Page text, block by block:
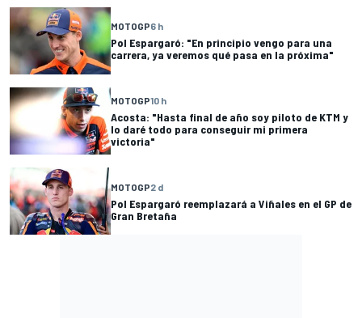
MOTOGP6 h
Pol Espargaró: "En principio vengo para una
carrera, ya veremos qué pasa en la próxima"
MOTOGP10 h
Acosta: "Hasta final de año soy piloto de KTM y
lo daré todo para conseguir mi primera
victoria"
MOTOGP2 d
Pol Espargaró reemplazará a Viñales en el GP de
Gran Bretaña